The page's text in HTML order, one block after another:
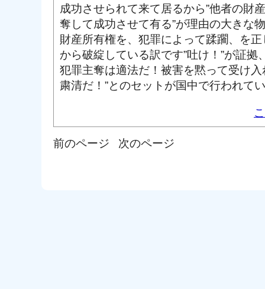
成功させられて来て居るから”他者の財
奪して成功させて有る”が理由の大きな
財産所有権を、犯罪によって蹂躙、を
から破綻している訳です”吐け！”が証
犯罪主奪は適法だ！被害を黙って受け
粛清だ！”とのセットが国中で行われて
前のページ 次のページ